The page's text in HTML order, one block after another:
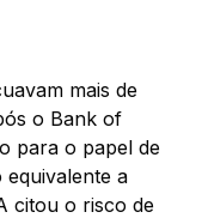
mais de
o Bank of
para o papel de
equivalente a
citou o risco de